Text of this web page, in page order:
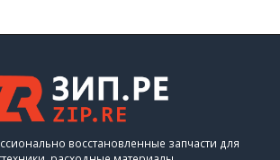
восстановленные запчасти для